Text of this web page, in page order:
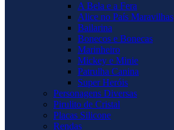
A Bela e a Fera
Alice no País Maravilhas
Bailarina
Bonecos e Bonecas
Marinheiro
Mickey e Minie
Patrulha Canina
Super Heróis
Personagens Diversas
Pirulito de Cristal
Placas Silicone
Rendas